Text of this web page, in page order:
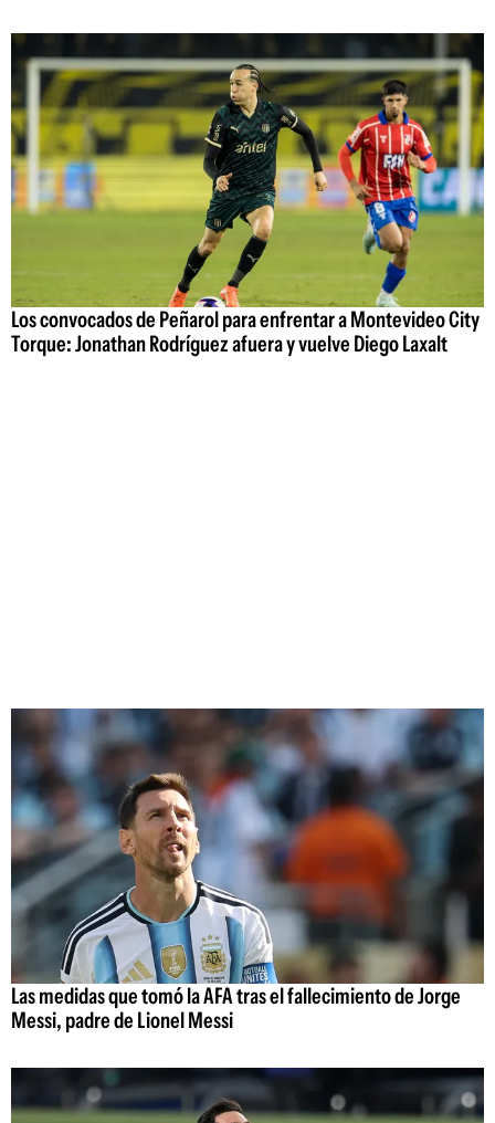
Los convocados de Peñarol para enfrentar a Montevideo City
Torque: Jonathan Rodríguez afuera y vuelve Diego Laxalt
Las medidas que tomó la AFA tras el fallecimiento de Jorge
Messi, padre de Lionel Messi